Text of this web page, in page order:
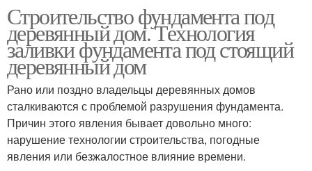
Строительство фундамента под
деревянный дом. Технология
заливки фундамента под стоящий
деревянный дом
Рано или поздно владельцы деревянных домов
сталкиваются с проблемой разрушения фундамента.
Причин этого явления бывает довольно много:
нарушение технологии строительства, погодные
явления или безжалостное влияние времени.